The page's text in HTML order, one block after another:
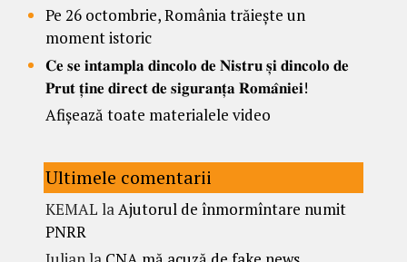
Pe 26 octombrie, România trăiește un
moment istoric
𝐂𝐞 𝐬𝐞 𝐢𝐧𝐭𝐚𝐦𝐩𝐥𝐚 𝐝𝐢𝐧𝐜𝐨𝐥𝐨 𝐝𝐞 𝐍𝐢𝐬𝐭𝐫𝐮 𝐬̦𝐢 𝐝𝐢𝐧𝐜𝐨𝐥𝐨 𝐝𝐞
𝐏𝐫𝐮𝐭 𝐭̦𝐢𝐧𝐞 𝐝𝐢𝐫𝐞𝐜𝐭 𝐝𝐞 𝐬𝐢𝐠𝐮𝐫𝐚𝐧𝐭̦𝐚 𝐑𝐨𝐦𝐚̂𝐧𝐢𝐞𝐢!
Afișează toate materialele video
Ultimele comentarii
KEMAL laAjutorul de înmormîntare numit
PNRR